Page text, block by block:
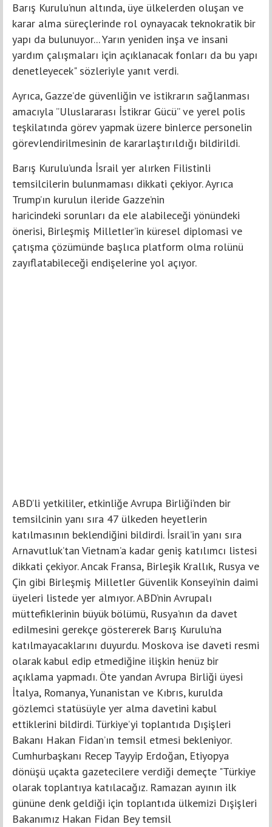
Barış Kurulu’nun altında, üye ülkelerden oluşan ve
karar alma süreçlerinde rol oynayacak teknokratik bir
yapı da bulunuyor... Yarın yeniden inşa ve insani
yardım çalışmaları için açıklanacak fonları da bu yapı
denetleyecek" sözleriyle yanıt verdi.
Ayrıca, Gazze’de güvenliğin ve istikrarın sağlanması
amacıyla ’’Uluslararası İstikrar Gücü’’ ve yerel polis
teşkilatında görev yapmak üzere binlerce personelin
görevlendirilmesinin de kararlaştırıldığı bildirildi.
Barış Kurulu’unda İsrail yer alırken Filistinli
temsilcilerin bulunmaması dikkati çekiyor. Ayrıca
Trump’ın kurulun ileride Gazze’nin
haricindeki sorunları da ele alabileceği yönündeki
önerisi, Birleşmiş Milletler’in küresel diplomasi ve
çatışma çözümünde başlıca platform olma rolünü
zayıflatabileceği endişelerine yol açıyor.
ABD’li yetkililer, etkinliğe Avrupa Birliği’nden bir
temsilcinin yanı sıra 47 ülkeden heyetlerin
katılmasının beklendiğini bildirdi. İsrail’in yanı sıra
Arnavutluk’tan Vietnam’a kadar geniş katılımcı listesi
dikkati çekiyor. Ancak Fransa, Birleşik Krallık, Rusya ve
Çin gibi Birleşmiş Milletler Güvenlik Konseyi’nin daimi
üyeleri listede yer almıyor. ABD’nin Avrupalı
müttefiklerinin büyük bölümü, Rusya’nın da davet
edilmesini gerekçe göstererek Barış Kurulu’na
katılmayacaklarını duyurdu. Moskova ise daveti resmi
olarak kabul edip etmediğine ilişkin henüz bir
açıklama yapmadı. Öte yandan Avrupa Birliği üyesi
İtalya, Romanya, Yunanistan ve Kıbrıs, kurulda
gözlemci statüsüyle yer alma davetini kabul
ettiklerini bildirdi. Türkiye’yi toplantıda Dışişleri
Bakanı Hakan Fidan’ın temsil etmesi bekleniyor.
Cumhurbaşkanı Recep Tayyip Erdoğan, Etiyopya
dönüşü uçakta gazetecilere verdiği demeçte "Türkiye
olarak toplantıya katılacağız. Ramazan ayının ilk
gününe denk geldiği için toplantıda ülkemizi Dışişleri
Bakanımız Hakan Fidan Bey temsil